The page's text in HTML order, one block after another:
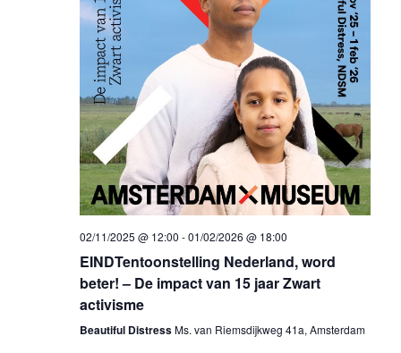
02/11/2025 @ 12:00 -01/02/2026 @ 18:00
EINDTentoonstelling Nederland, word
beter! – De impact van 15 jaar Zwart
activisme
Beautiful DistressMs. van Riemsdijkweg 41a, Amsterdam